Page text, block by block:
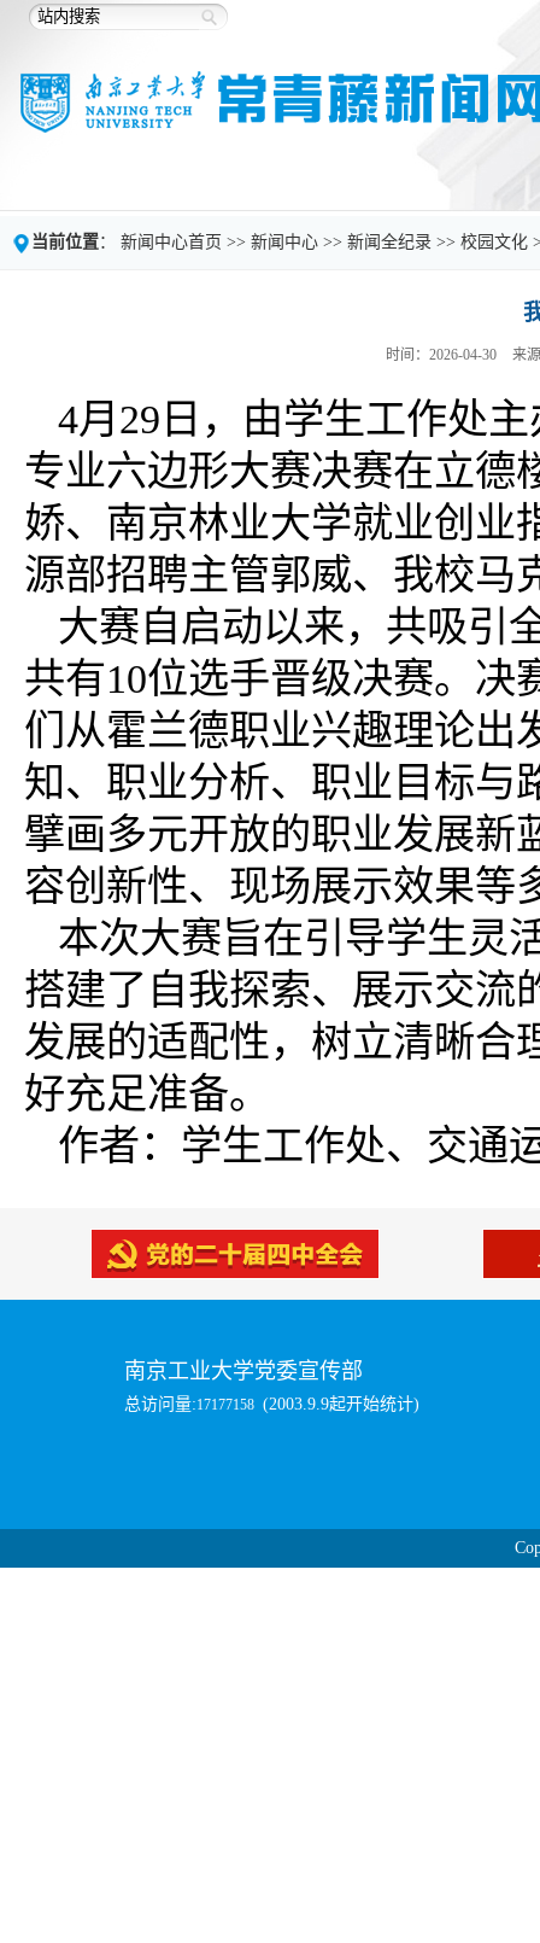
当前位置： 新闻中心首页 >> 新闻中心 >> 新闻全纪录 >> 校园文化
时间：2026-04-30 来
4月29日，由学生工作处
专业六边形大赛决赛在立德
娇、南京林业大学就业创业
源部招聘主管郭威、我校马
大赛自启动以来，共吸引
共有10位选手晋级决赛。决
们从霍兰德职业兴趣理论出
知、职业分析、职业目标与
擘画多元开放的职业发展新
容创新性、现场展示效果等
本次大赛旨在引导学生灵
搭建了自我探索、展示交流
发展的适配性，树立清晰合
好充足准备。
作者：学生工作处、交通
南京工业大学党委宣传部
总访问量:17177158 (2003.9.9起开始统计)